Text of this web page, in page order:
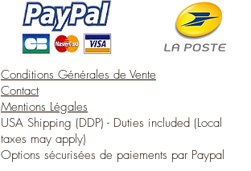
Conditions Générales de Vente
Contact
Mentions Légales
USA Shipping (DDP) - Duties included (Local
taxes may apply)
Options sécurisées de paiements par Paypal